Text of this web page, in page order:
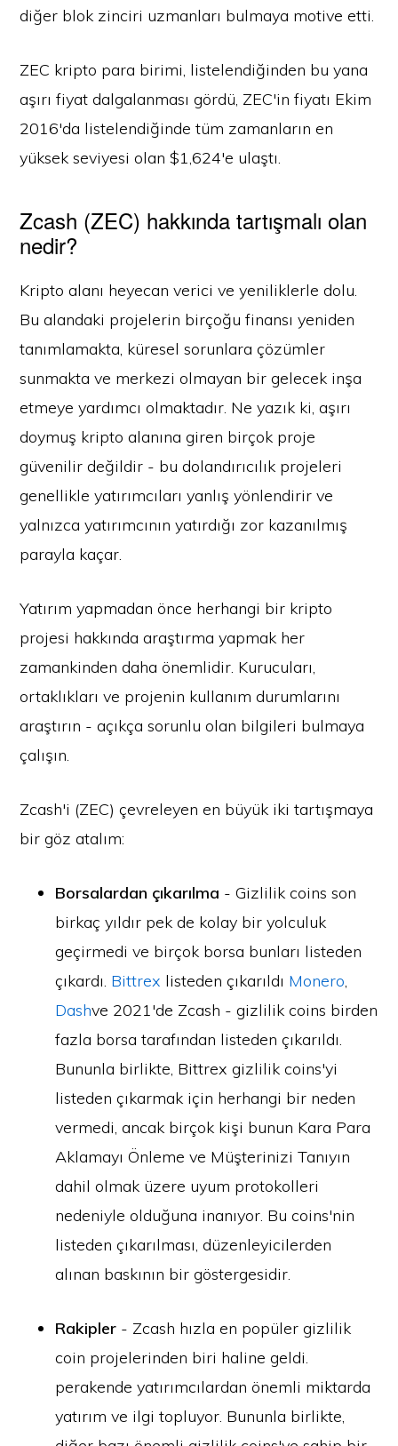
diğer blok zinciri uzmanları bulmaya motive etti.
ZEC kripto para birimi, listelendiğinden bu yana
aşırı fiyat dalgalanması gördü, ZEC'in fiyatı Ekim
2016'da listelendiğinde tüm zamanların en
yüksek seviyesi olan $1,624'e ulaştı.
Zcash (ZEC) hakkında tartışmalı olan
nedir?
Kripto alanı heyecan verici ve yeniliklerle dolu.
Bu alandaki projelerin birçoğu finansı yeniden
tanımlamakta, küresel sorunlara çözümler
sunmakta ve merkezi olmayan bir gelecek inşa
etmeye yardımcı olmaktadır. Ne yazık ki, aşırı
doymuş kripto alanına giren birçok proje
güvenilir değildir - bu dolandırıcılık projeleri
genellikle yatırımcıları yanlış yönlendirir ve
yalnızca yatırımcının yatırdığı zor kazanılmış
parayla kaçar.
Yatırım yapmadan önce herhangi bir kripto
projesi hakkında araştırma yapmak her
zamankinden daha önemlidir. Kurucuları,
ortaklıkları ve projenin kullanım durumlarını
araştırın - açıkça sorunlu olan bilgileri bulmaya
çalışın.
Zcash'i (ZEC) çevreleyen en büyük iki tartışmaya
bir göz atalım:
Borsalardan çıkarılma - Gizlilik coins son
birkaç yıldır pek de kolay bir yolculuk
geçirmedi ve birçok borsa bunları listeden
çıkardı. Bittrex listeden çıkarıldı Monero,
Dashve 2021'de Zcash - gizlilik coins birden
fazla borsa tarafından listeden çıkarıldı.
Bununla birlikte, Bittrex gizlilik coins'yi
listeden çıkarmak için herhangi bir neden
vermedi, ancak birçok kişi bunun Kara Para
Aklamayı Önleme ve Müşterinizi Tanıyın
dahil olmak üzere uyum protokolleri
nedeniyle olduğuna inanıyor. Bu coins'nin
listeden çıkarılması, düzenleyicilerden
alınan baskının bir göstergesidir.
Rakipler - Zcash hızla en popüler gizlilik
coin projelerinden biri haline geldi.
perakende yatırımcılardan önemli miktarda
yatırım ve ilgi topluyor. Bununla birlikte,